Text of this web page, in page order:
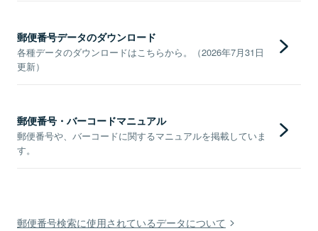
郵便番号データのダウンロード
各種データのダウンロードはこちらから。（2026年7月31日
更新）
郵便番号・バーコードマニュアル
郵便番号や、バーコードに関するマニュアルを掲載していま
す。
郵便番号検索に使用されているデータについて